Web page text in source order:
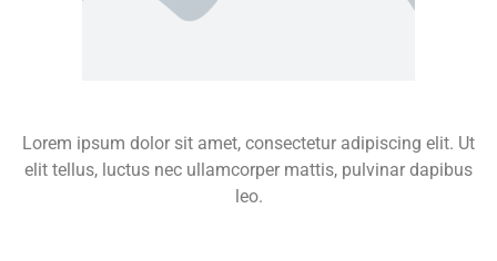
Lorem ipsum dolor sit amet, consectetur adipiscing elit. Ut
elit tellus, luctus nec ullamcorper mattis, pulvinar dapibus
leo.